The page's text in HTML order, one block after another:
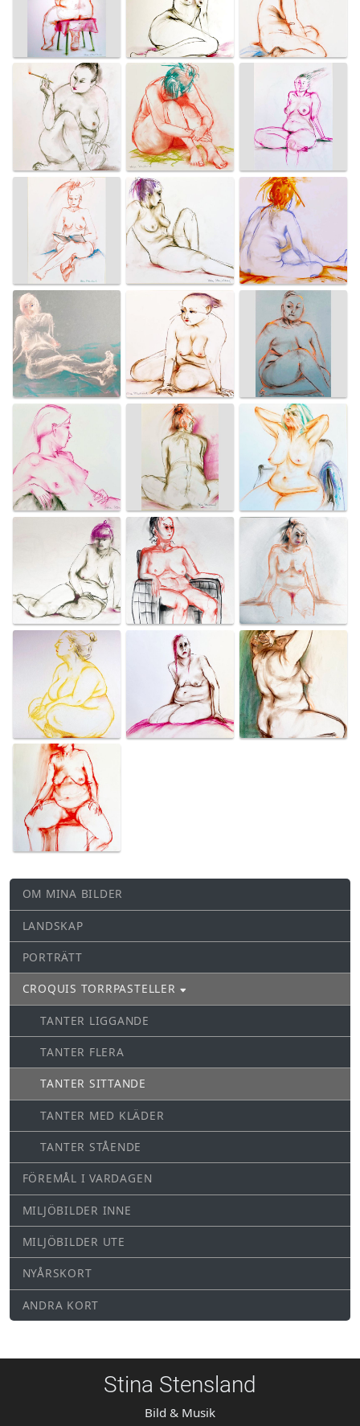
OM MINA BILDER
LANDSKAP
PORTRÄTT
CROQUIS TORRPASTELLER
TANTER LIGGANDE
TANTER FLERA
TANTER SITTANDE
TANTER MED KLÄDER
TANTER STÅENDE
FÖREMÅL I VARDAGEN
MILJÖBILDER INNE
MILJÖBILDER UTE
NYÅRSKORT
ANDRA KORT
Stina Stensland
Bild & Musik